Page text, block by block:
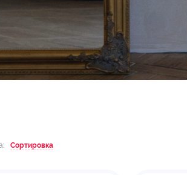
Сортировка